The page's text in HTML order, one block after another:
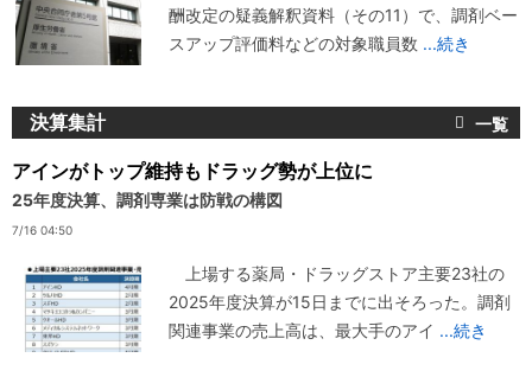
酬改定の疑義解釈資料（その11）で、調剤ベー
スアップ評価料などの対象職員数 ...続き
決算集計
アインがトップ維持もドラッグ勢が上位に
25年度決算、調剤専業は防戦の構図
7/16 04:50
上場する薬局・ドラッグストア主要23社の
2025年度決算が15日までに出そろった。調剤
関連事業の売上高は、最大手のアイ ...続き